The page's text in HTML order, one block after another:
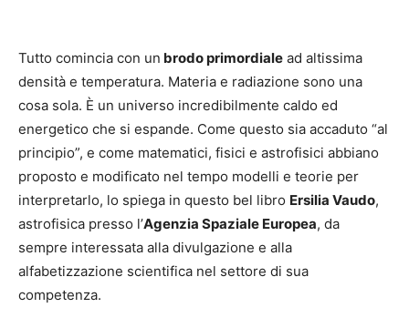
Tutto comincia con un brodo primordiale ad altissima
densità e temperatura. Materia e radiazione sono una
cosa sola. È un universo incredibilmente caldo ed
energetico che si espande. Come questo sia accaduto “al
principio”, e come matematici, fisici e astrofisici abbiano
proposto e modificato nel tempo modelli e teorie per
interpretarlo, lo spiega in questo bel libro Ersilia Vaudo,
astrofisica presso l’Agenzia Spaziale Europea, da
sempre interessata alla divulgazione e alla
alfabetizzazione scientifica nel settore di sua
competenza.